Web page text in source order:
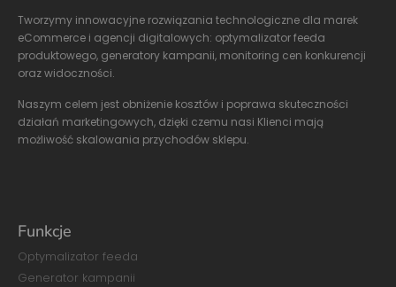
Tworzymy innowacyjne rozwiązania technologiczne dla marek
eCommerce i agencji digitalowych: optymalizator feeda
produktowego, generatory kampanii, monitoring cen konkurencji
oraz widoczności.
Naszym celem jest obniżenie kosztów i poprawa skuteczności
działań marketingowych, dzięki czemu nasi Klienci mają
możliwość skalowania przychodów sklepu.
Funkcje
Optymalizator feeda
Generator kampanii